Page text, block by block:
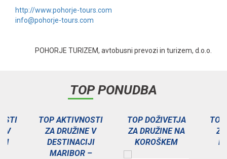
http://www.pohorje-tours.com
info@pohorje-tours.com
POHORJE TURIZEM, avtobusni prevozi in turizem, d.o.o.
TOP PONUDBA
V
TOP AKTIVNOSTI
ZA DRUŽINE V
DESTINACIJI
MARIBOR –
TOP DOŽIVETJA
ZA DRUŽINE NA
KOROŠKEM